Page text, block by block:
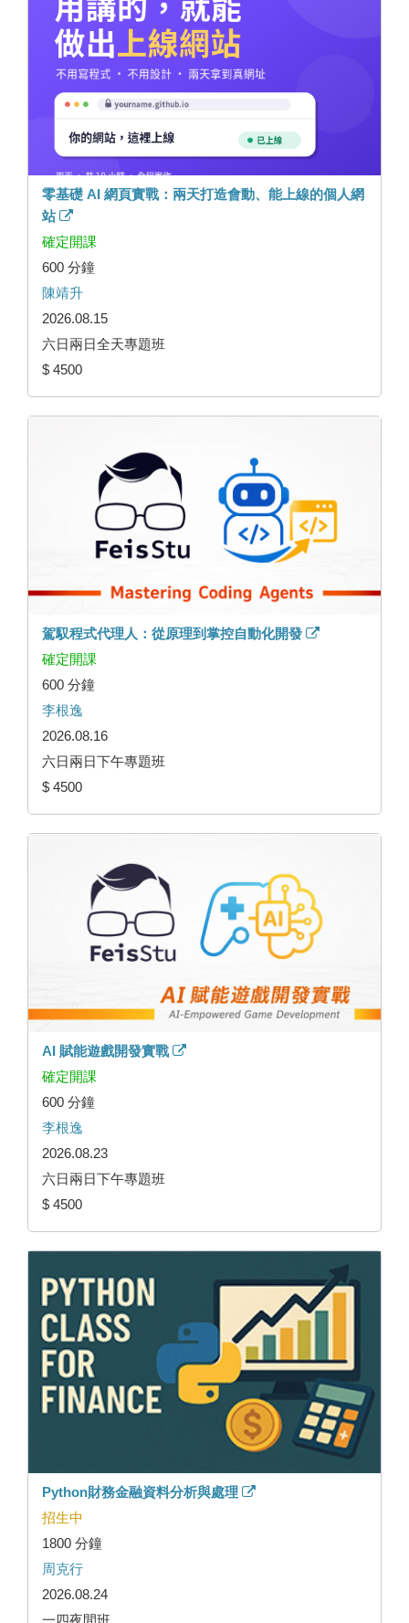
零基礎 AI 網頁實戰：兩天打造會動、能上線的個人網
站
確定開課
600 分鐘
陳靖升
2026.08.15
六日兩日全天專題班
$ 4500
駕馭程式代理人：從原理到掌控自動化開發
確定開課
600 分鐘
李根逸
2026.08.16
六日兩日下午專題班
$ 4500
AI 賦能遊戲開發實戰
確定開課
600 分鐘
李根逸
2026.08.23
六日兩日下午專題班
$ 4500
Python財務金融資料分析與處理
招生中
1800 分鐘
周克行
2026.08.24